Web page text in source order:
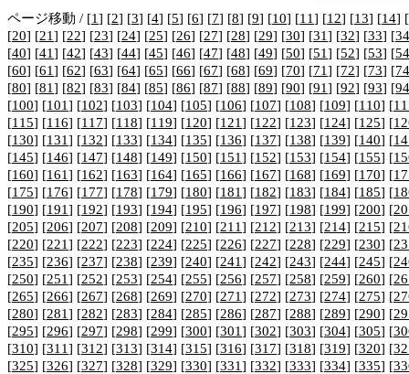
ページ移動 / [1] [2] [3] [4] [5] [6] [7] [8] [9] [10] [11] [12] [13] [14] [
[20] [21] [22] [23] [24] [25] [26] [27] [28] [29] [30] [31] [32] [33] [34
[40] [41] [42] [43] [44] [45] [46] [47] [48] [49] [50] [51] [52] [53] [54
[60] [61] [62] [63] [64] [65] [66] [67] [68] [69] [70] [71] [72] [73] [74
[80] [81] [82] [83] [84] [85] [86] [87] [88] [89] [90] [91] [92] [93] [94
[100] [101] [102] [103] [104] [105] [106] [107] [108] [109] [110] [
[115] [116] [117] [118] [119] [120] [121] [122] [123] [124] [125] [
[130] [131] [132] [133] [134] [135] [136] [137] [138] [139] [140] [
[145] [146] [147] [148] [149] [150] [151] [152] [153] [154] [155] [
[160] [161] [162] [163] [164] [165] [166] [167] [168] [169] [170] [
[175] [176] [177] [178] [179] [180] [181] [182] [183] [184] [185] [
[190] [191] [192] [193] [194] [195] [196] [197] [198] [199] [200] [
[205] [206] [207] [208] [209] [210] [211] [212] [213] [214] [215] [
[220] [221] [222] [223] [224] [225] [226] [227] [228] [229] [230] [
[235] [236] [237] [238] [239] [240] [241] [242] [243] [244] [245] [
[250] [251] [252] [253] [254] [255] [256] [257] [258] [259] [260] [
[265] [266] [267] [268] [269] [270] [271] [272] [273] [274] [275] [
[280] [281] [282] [283] [284] [285] [286] [287] [288] [289] [290] [
[295] [296] [297] [298] [299] [300] [301] [302] [303] [304] [305] [
[310] [311] [312] [313] [314] [315] [316] [317] [318] [319] [320] [
[325] [326] [327] [328] [329] [330] [331] [332] [333] [334] [335] [